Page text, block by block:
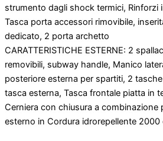
strumento dagli shock termici, Rinforzi
Tasca porta accessori rimovibile,
dedicato, 2 porta archetto
CARATTERISTICHE ESTERNE: 2
removibili, subway handle, Manico
posteriore esterna per spartiti, 2 tasche
tasca esterna, Tasca frontale piatta in
Cerniera con chiusura a combinazione
esterno in Cordura idrorepellente 2000